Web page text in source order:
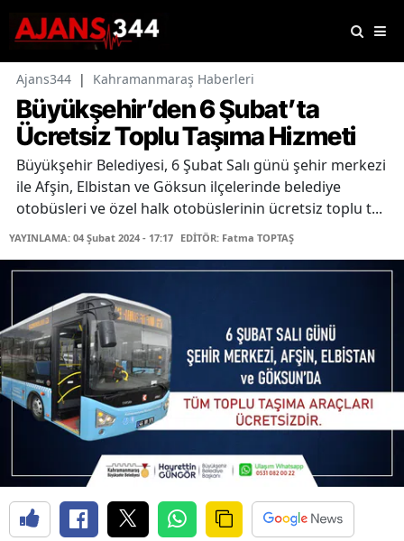
Ajans344 | Kahramanmaraş Haberleri
Büyükşehir’den 6 Şubat’ta
Ücretsiz Toplu Taşıma Hizmeti
Büyükşehir Belediyesi, 6 Şubat Salı günü şehir merkezi
ile Afşin, Elbistan ve Göksun ilçelerinde belediye
otobüsleri ve özel halk otobüslerinin ücretsiz toplu t...
YAYINLAMA: 04 Şubat 2024 - 17:17 EDİTÖR: Fatma TOPTAŞ